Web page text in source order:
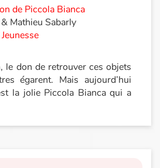
de Piccola Bianca
Mathieu Sabarly
le don de retrouver ces objets
égarent. Mais aujourd’hui
la jolie Piccola Bianca qui a